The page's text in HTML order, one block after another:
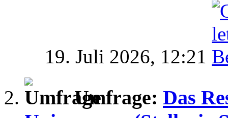
19. Juli 2026, 12:21
Umfrage: Das